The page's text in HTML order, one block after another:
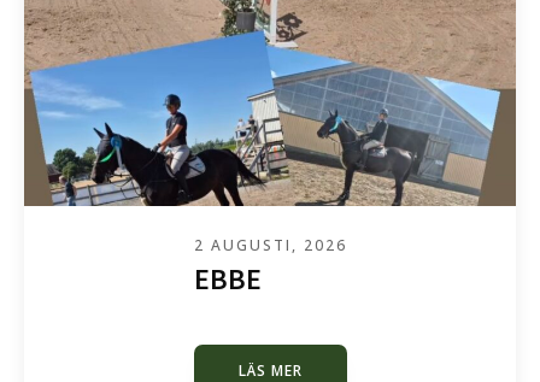
2 AUGUSTI, 2026
EBBE
LÄS MER